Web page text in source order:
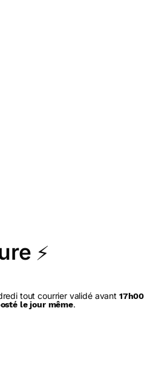
⚡
tout courrier validé avant 17h00
le jour même.